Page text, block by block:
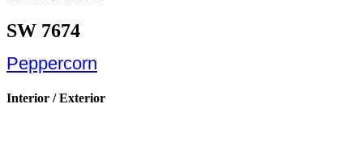
SW 7674
Peppercorn
Interior / Exterior